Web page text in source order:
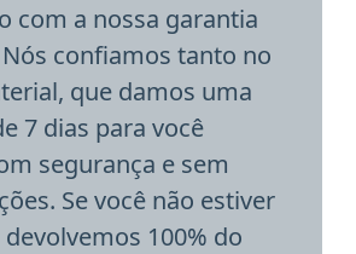
com a nossa garantia
confiamos tanto no
que damos uma
7 dias para você
segurança e sem
Se você não estiver
100% do